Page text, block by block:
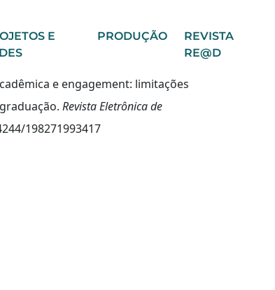
E
PRODUÇÃO
REVISTA
RE@D
e engagement: limitações
Revista Eletrônica de
198271993417